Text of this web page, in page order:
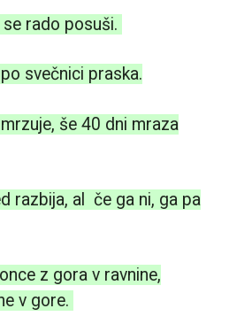
se rado posuši.
svečnici praska.
še 40 dni mraza
razbija, al če ga ni, ga pa
z gora v ravnine,
v gore.